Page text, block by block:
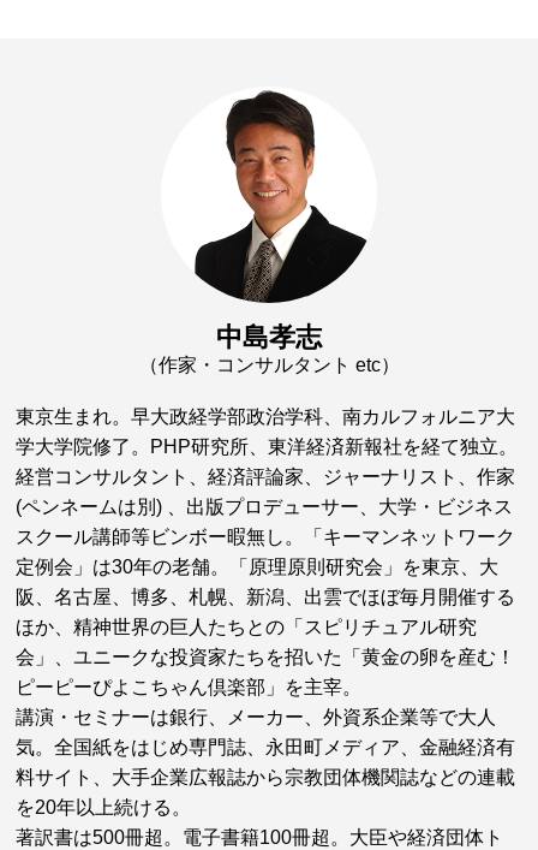
中島孝志
（作家・コンサルタント etc）
東京生まれ。早大政経学部政治学科、南カルフォルニア大
学大学院修了。PHP研究所、東洋経済新報社を経て独立。
経営コンサルタント、経済評論家、ジャーナリスト、作家
(ペンネームは別) 、出版プロデューサー、大学・ビジネス
スクール講師等ビンボー暇無し。「キーマンネットワーク
定例会」は30年の老舗。「原理原則研究会」を東京、大
阪、名古屋、博多、札幌、新潟、出雲でほぼ毎月開催する
ほか、精神世界の巨人たちとの「スピリチュアル研究
会」、ユニークな投資家たちを招いた「黄金の卵を産む！
ピーピーぴよこちゃん倶楽部」を主宰。
講演・セミナーは銀行、メーカー、外資系企業等で大人
気。全国紙をはじめ専門誌、永田町メディア、金融経済有
料サイト、大手企業広報誌から宗教団体機関誌などの連載
を20年以上続ける。
著訳書は500冊超。電子書籍100冊超。大臣や経済団体ト